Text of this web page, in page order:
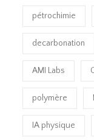
pétrochimie
decarbonation
AMI Labs
polymère
IA physique